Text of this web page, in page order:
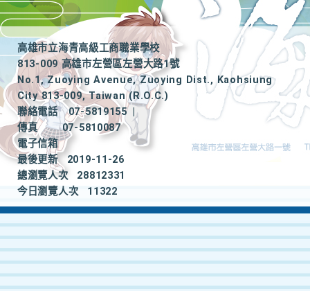
高雄市立海青高級工商職業學校
813-009 高雄市左營區左營大路1號
No.1, Zuoying Avenue, Zuoying Dist., Kaohsiung
City 813-009, Taiwan (R.O.C.)
聯絡電話
07-5819155
|
傳真
07-5810087
電子信箱
最後更新
2019-11-26
總瀏覽人次
28812331
今日瀏覽人次
11322